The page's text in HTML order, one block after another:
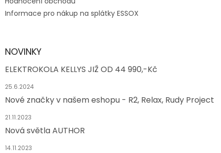
Informace pro nákup na splátky ESSOX
NOVINKY
ELEKTROKOLA KELLYS JIŽ OD 44 990,-Kč
25.6.2024
Nové značky v našem eshopu - R2, Relax, Rudy Project
21.11.2023
Nová světla AUTHOR
14.11.2023